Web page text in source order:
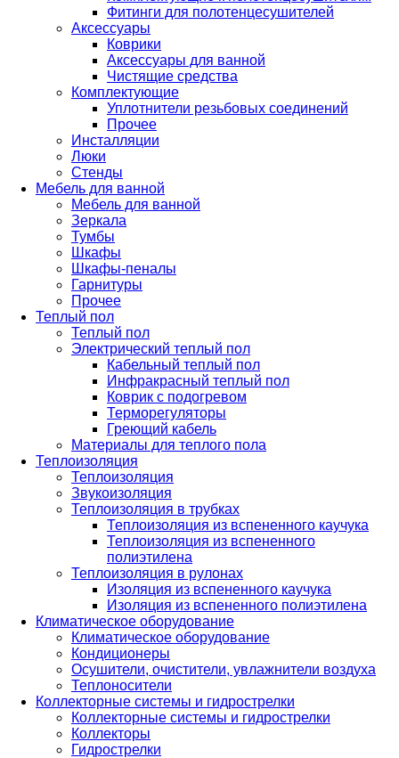
Фитинги для полотенцесушителей
Аксессуары
Коврики
Аксессуары для ванной
Чистящие средства
Комплектующие
Уплотнители резьбовых соединений
Прочее
Инсталляции
Люки
Стенды
Мебель для ванной
Мебель для ванной
Зеркала
Тумбы
Шкафы
Шкафы-пеналы
Гарнитуры
Прочее
Теплый пол
Теплый пол
Электрический теплый пол
Кабельный теплый пол
Инфракрасный теплый пол
Коврик с подогревом
Терморегуляторы
Греющий кабель
Материалы для теплого пола
Теплоизоляция
Теплоизоляция
Звукоизоляция
Теплоизоляция в трубках
Теплоизоляция из вспененного каучука
Теплоизоляция из вспененного
полиэтилена
Теплоизоляция в рулонах
Изоляция из вспененного каучука
Изоляция из вспененного полиэтилена
Климатическое оборудование
Климатическое оборудование
Кондиционеры
Осушители, очистители, увлажнители воздуха
Теплоносители
Коллекторные системы и гидрострелки
Коллекторные системы и гидрострелки
Коллекторы
Гидрострелки